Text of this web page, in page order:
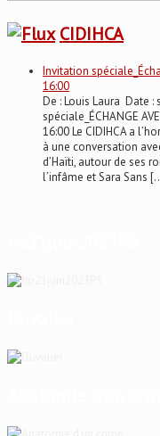
CIDIHCA
Invitation
16:00
De : Louis Laura Date :
spéciale_ÉCHANGE
16:00 Le CIDIHCA a
à une conversation
d’Haïti, autour de ses
l’infâme et Sara Sans